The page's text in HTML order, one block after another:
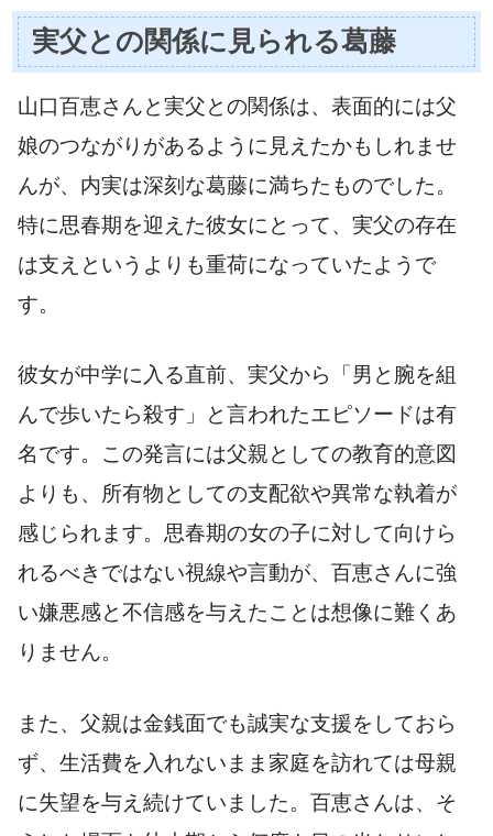
実父との関係に見られる葛藤
山口百恵さんと実父との関係は、表面的には父
娘のつながりがあるように見えたかもしれませ
んが、内実は深刻な葛藤に満ちたものでした。
特に思春期を迎えた彼女にとって、実父の存在
は支えというよりも重荷になっていたようで
す。
彼女が中学に入る直前、実父から「男と腕を組
んで歩いたら殺す」と言われたエピソードは有
名です。この発言には父親としての教育的意図
よりも、所有物としての支配欲や異常な執着が
感じられます。思春期の女の子に対して向けら
れるべきではない視線や言動が、百恵さんに強
い嫌悪感と不信感を与えたことは想像に難くあ
りません。
また、父親は金銭面でも誠実な支援をしておら
ず、生活費を入れないまま家庭を訪れては母親
に失望を与え続けていました。百恵さんは、そ